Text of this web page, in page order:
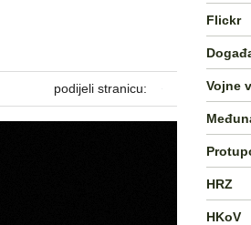
podijeli stranicu:
Flickr
Vojne
HRZ
HKoV